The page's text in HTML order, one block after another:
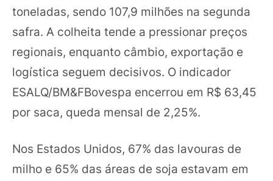
toneladas, sendo 107,9 milhões na segunda
safra. A colheita tende a pressionar preços
regionais, enquanto câmbio, exportação e
logística seguem decisivos. O indicador
ESALQ/BM&FBovespa encerrou em R$ 63,45
por saca, queda mensal de 2,25%.
Nos Estados Unidos, 67% das lavouras de
milho e 65% das áreas de soja estavam em